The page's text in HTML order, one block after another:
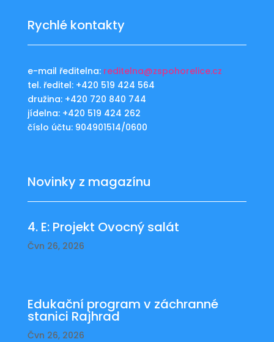
Rychlé kontakty
e-mail ředitelna: reditelna@zspohorelice.cz
tel. ředitel: +420 519 424 564
družina: +420 720 840 744
jídelna: +420 519 424 262
číslo účtu: 904901514/0600
Novinky z magazínu
4. E: Projekt Ovocný salát
Čvn 26, 2026
Edukační program v záchranné
stanici Rajhrad
Čvn 26, 2026